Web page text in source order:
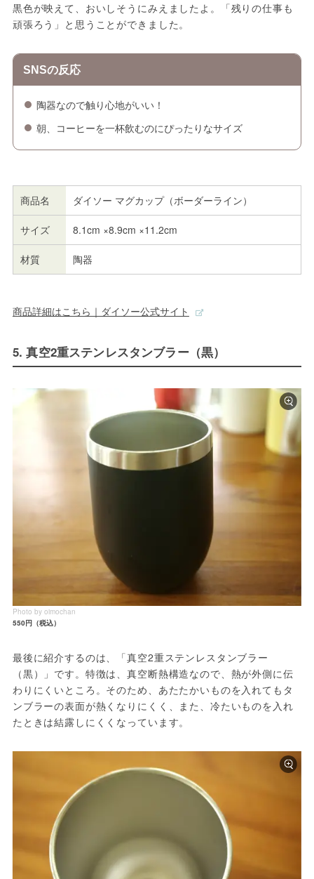
黒色が映えて、おいしそうにみえましたよ。「残りの仕事も
頑張ろう」と思うことができました。
SNSの反応
陶器なので触り心地がいい！
朝、コーヒーを一杯飲むのにぴったりなサイズ
商品名 ダイソー マグカップ（ボーダーライン）
サイズ 8.1cm ×8.9cm ×11.2cm
材質 陶器
商品詳細はこちら｜ダイソー公式サイト
5. 真空2重ステンレスタンブラー（黒）
Photo by oimochan
550円（税込）
最後に紹介するのは、「真空2重ステンレスタンブラー
（黒）」です。特徴は、真空断熱構造なので、熱が外側に伝
わりにくいところ。そのため、あたたかいものを入れてもタ
ンブラーの表面が熱くなりにくく、また、冷たいものを入れ
たときは結露しにくくなっています。